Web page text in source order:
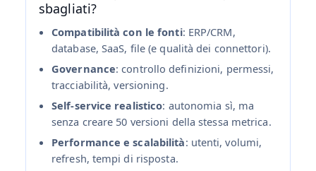
sbagliati?
Compatibilità con le fonti: ERP/CRM,
database, SaaS, file (e qualità dei connettori).
Governance: controllo definizioni, permessi,
tracciabilità, versioning.
Self‑service realistico: autonomia sì, ma
senza creare 50 versioni della stessa metrica.
Performance e scalabilità: utenti, volumi,
refresh, tempi di risposta.